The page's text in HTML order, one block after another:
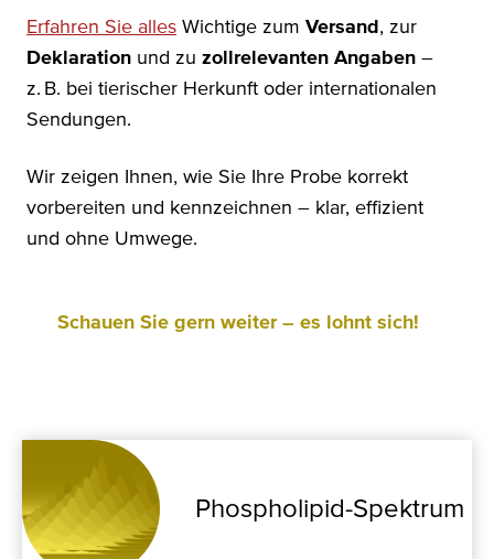
Erfahren Sie alles Wichtige zum Versand , zur
Deklaration und zu zollrelevanten Angaben –
z. B. bei tierischer Herkunft oder internationalen
Sendungen.
Wir zeigen Ihnen, wie Sie Ihre Probe korrekt
vorbereiten und kennzeichnen – klar, effizient
und ohne Umwege.
Schauen Sie gern weiter – es lohnt sich!
Phospholipid-Spektrum